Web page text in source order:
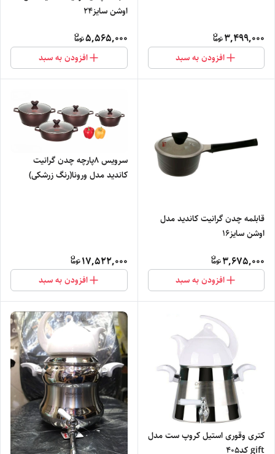
3,499,000
افزودن به سبد
اوشن سایز۲۴
5,565,000
افزودن به سبد
قابلمه چدن گرانیت کاندید مدل
اوشن سایز۱۶
3,675,000
افزودن به سبد
سرویس ۸پارچه چدن گرانیت
کاندید مدل ورونا(رنگ زرشکی)
17,522,000
افزودن به سبد
کتری وقوری استیل کروپ ست مدل
gift کد405